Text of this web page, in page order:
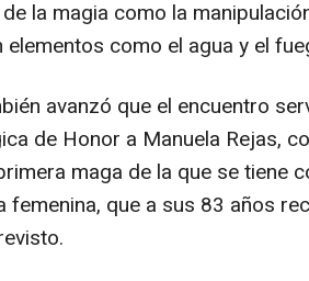
la magia como la
elementos como el agua y el
avanzó que el encuentro
de Honor a Manuela Rejas,
maga de la que se tiene
femenina, que a sus 83 años